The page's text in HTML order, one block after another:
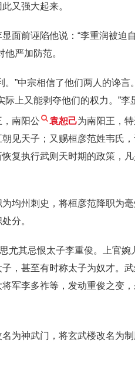
又强大起来。
面前诬陷他说：“李重润被迫
严加防范。
”中宗相信了他们两人的谗
上又能剥夺他们的权力。”
南阳公 袁恕己为南阳王，
见天子；又赐桓彦范姓韦氏
复执行武则天时期的政策，
均州刺史，将桓彦范降职为
分。
其忌恨太子李重俊。上官婉
，甚至有时称太子为奴才。
军李多祚等，发动重俊之变
为神武门，将玄武楼改名为制